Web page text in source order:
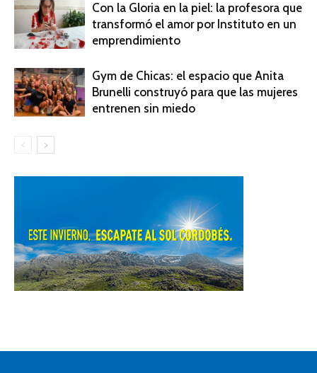
Con la Gloria en la piel: la profesora que
transformó el amor por Instituto en un
emprendimiento
Gym de Chicas: el espacio que Anita
Brunelli construyó para que las mujeres
entrenen sin miedo